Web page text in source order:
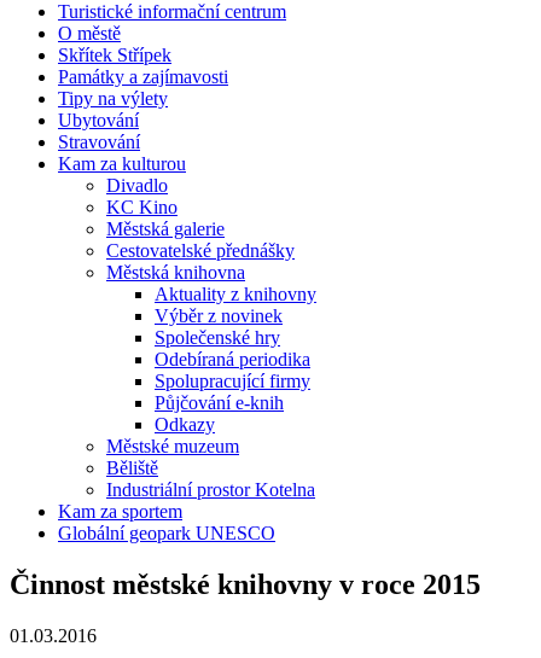
Turistické informační centrum
O městě
Skřítek Střípek
Památky a zajímavosti
Tipy na výlety
Ubytování
Stravování
Kam za kulturou
Divadlo
KC Kino
Městská galerie
Cestovatelské přednášky
Městská knihovna
Aktuality z knihovny
Výběr z novinek
Společenské hry
Odebíraná periodika
Spolupracující firmy
Půjčování e-knih
Odkazy
Městské muzeum
Běliště
Industriální prostor Kotelna
Kam za sportem
Globální geopark UNESCO
Činnost městské knihovny v roce 2015
01.03.2016